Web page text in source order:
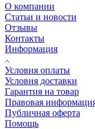
О компании
Статьи и новости
Отзывы
Контакты
Информация
Условия оплаты
Условия доставки
Гарантия на товар
Правовая
Публичная оферта
Помощь